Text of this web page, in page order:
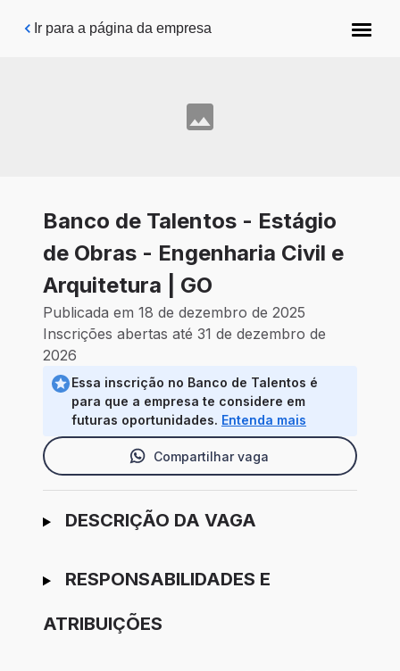
Pular para o conteúdo principal
Ir para a página da empresa
Banco de Talentos - Estágio
de Obras - Engenharia Civil e
Arquitetura | GO
Publicada em 18 de dezembro de 2025
Inscrições abertas até 31 de dezembro de
2026
Essa inscrição no Banco de Talentos é
para que a empresa te considere em
futuras oportunidades. Entenda mais
Compartilhar vaga
Ir para candidatura
DESCRIÇÃO DA VAGA
RESPONSABILIDADES E
ATRIBUIÇÕES